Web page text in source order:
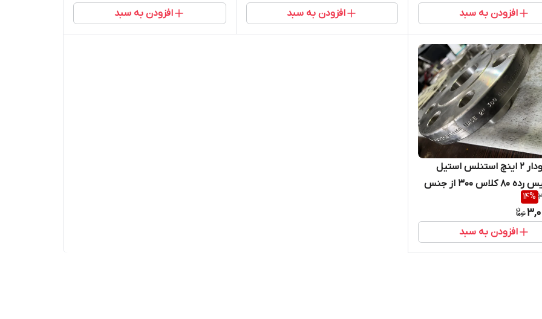
افزودن به سبد افزودن به سبد افزودن به سبد
فلنج گلودار 2 اینچ استنلس استیل
ریس فیس رده 80 کلاس 300 از جنس
NACE A SA182/F
14%
افزودن به سبد